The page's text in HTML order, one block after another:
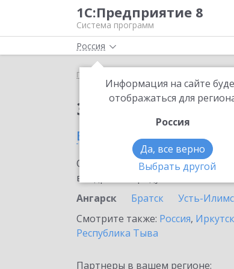
1С:Предприятие 8
Система программ
Россия
Информация на сайте
отображаться для
Россия
Да, все верно
Выбрать другой
Главная
Заказать
в Ангарске
Ознакомьтесь с
внедрение продукта.
Ангарск
Братск Усть-
Смотрите также: Россия,
Республика Тыва
Партнеры в вашем регионе: